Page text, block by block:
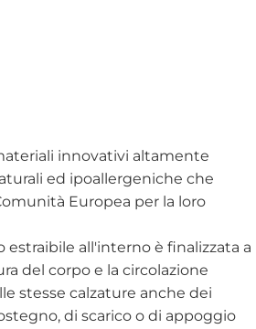
innovativi altamente
ed ipoallergeniche che
Europea per la loro
all'interno è finalizzata a
del corpo e la circolazione
stesse calzature anche dei
di scarico o di appoggio